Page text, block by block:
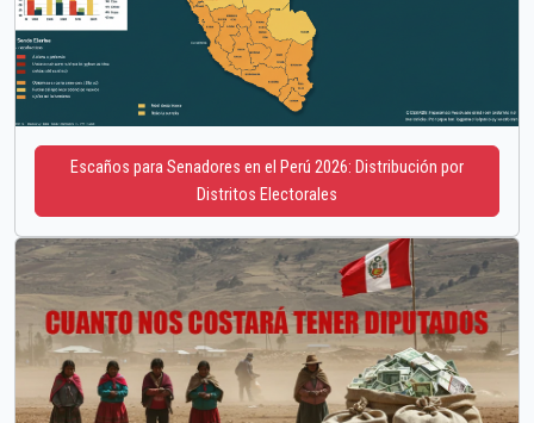
Escaños para Senadores en el Perú 2026: Distribución por
Distritos Electorales